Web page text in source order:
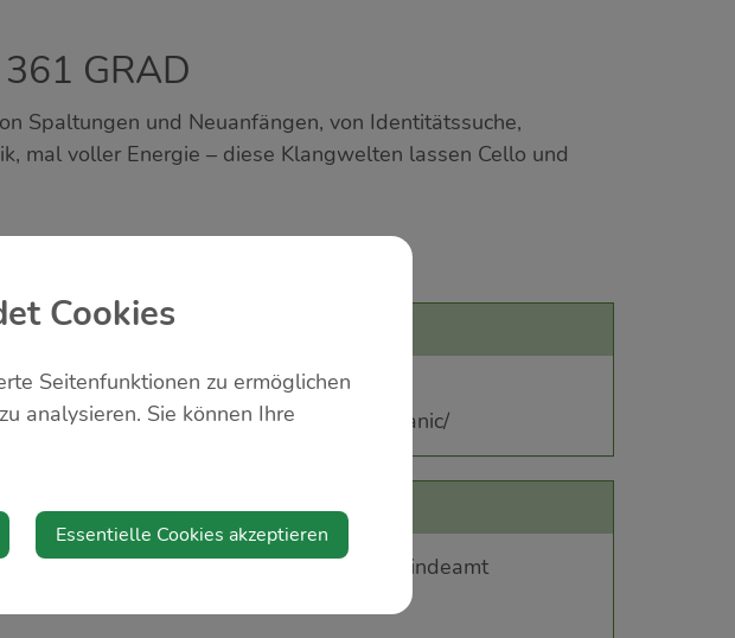
GRAD
Spaltungen und Neuanfängen, von Identitätssuche,
mal voller Energie – diese Klangwelten lassen Cello und
361 Grad
361grad.at/programm/spaemann-bakanic/
online erhältlich oder offline am Gemeindeamt
Cookies
Seitenfunktionen zu ermöglichen
analysieren. Sie können Ihre
Essentielle Cookies akzeptieren